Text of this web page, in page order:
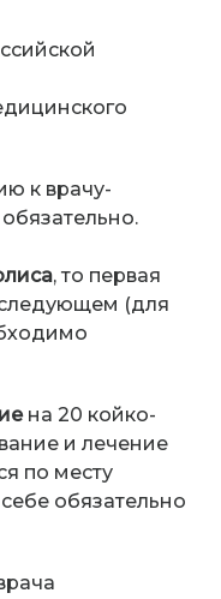
к врачу-
, то первая
(для
на 20 койко-
и лечение
по месту
обязательно